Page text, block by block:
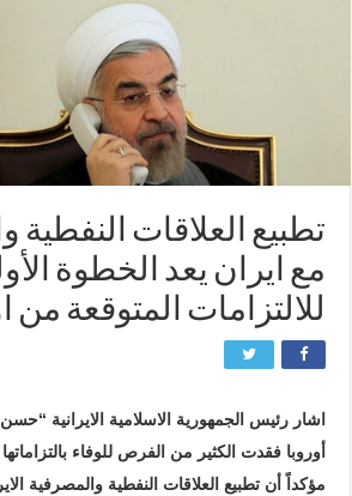
تطبيع العلاقات النفطية
مع ايران يعد الخطوة
للالتزامات المتوقعة من
اشار رئيس الجمهورية الاسلامية الايرانية
أوروبا فقدت الكثير من الفرص للوفاء
مؤكداً أن تطبيع العلاقات النفطية والمصرفية